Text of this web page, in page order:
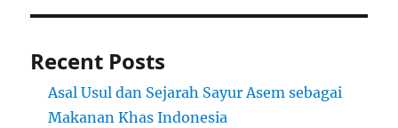
Recent Posts
Asal Usul dan Sejarah Sayur Asem sebagai
Makanan Khas Indonesia